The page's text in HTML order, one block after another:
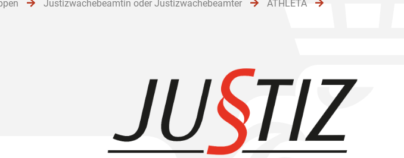
Justizwachebeamtin oder Justizwachebeamter
ATHLETA